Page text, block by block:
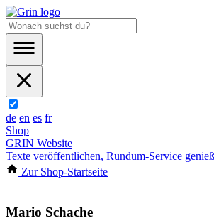
de en es fr
Shop
GRIN Website
Texte veröffentlichen, Rundum-Service
Zur Shop-Startseite
Mario Schache